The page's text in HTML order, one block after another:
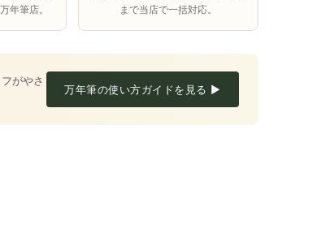
年筆店。
まで当店で一括対応。
がやさ
万年筆の使い方ガイドを見る ▶